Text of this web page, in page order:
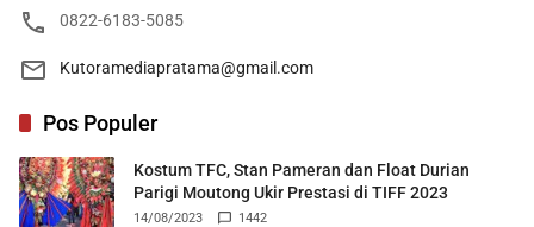
0822-6183-5085
Kutoramediapratama@gmail.com
Pos Populer
Kostum TFC, Stan Pameran dan Float Durian
Parigi Moutong Ukir Prestasi di TIFF 2023
14/08/2023 1442